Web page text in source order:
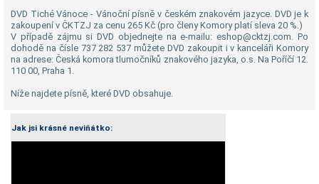
DVD Tiché Vánoce - Vánoční písně v českém znakovém jazyce. DVD je k
zakoupení v ČKTZJ za cenu 265 Kč (pro členy Komory platí sleva 20 %.)
V případě zájmu si DVD objednejte na e-mailu: eshop@cktzj.com. Po
dohodě na čísle 737 282 537 můžete DVD zakoupit i v kanceláři Komory
na adrese: Česká komora tlumočníků znakového jazyka, o.s. Na Poříčí 12.
110 00, Praha 1.
Níže najdete písně, které DVD obsahuje.
Jak jsi krásné neviňátko: